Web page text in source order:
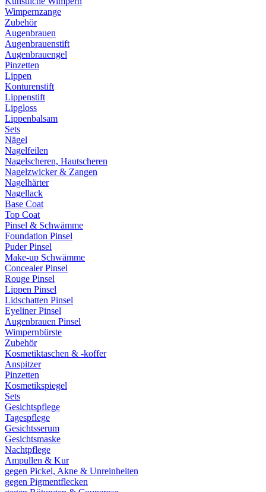
Wimpernzange
Zubehör
Augenbrauen
Augenbrauenstift
Augenbrauengel
Pinzetten
Lippen
Konturenstift
Lippenstift
Lipgloss
Lippenbalsam
Sets
Nägel
Nagelfeilen
Nagelscheren, Hautscheren
Nagelzwicker & Zangen
Nagelhärter
Nagellack
Base Coat
Top Coat
Pinsel & Schwämme
Foundation Pinsel
Puder Pinsel
Make-up Schwämme
Concealer Pinsel
Rouge Pinsel
Lippen Pinsel
Lidschatten Pinsel
Eyeliner Pinsel
Augenbrauen Pinsel
Wimpernbürste
Zubehör
Kosmetiktaschen & -koffer
Anspitzer
Pinzetten
Kosmetikspiegel
Sets
Gesichtspflege
Tagespflege
Gesichtsserum
Gesichtsmaske
Nachtpflege
Ampullen & Kur
gegen Pickel, Akne & Unreinheiten
gegen Pigmentflecken